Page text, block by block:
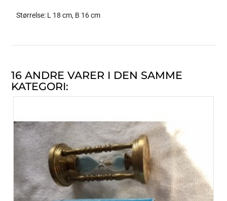
Størrelse: L 18 cm, B 16 cm
16 ANDRE VARER I DEN SAMME
KATEGORI: